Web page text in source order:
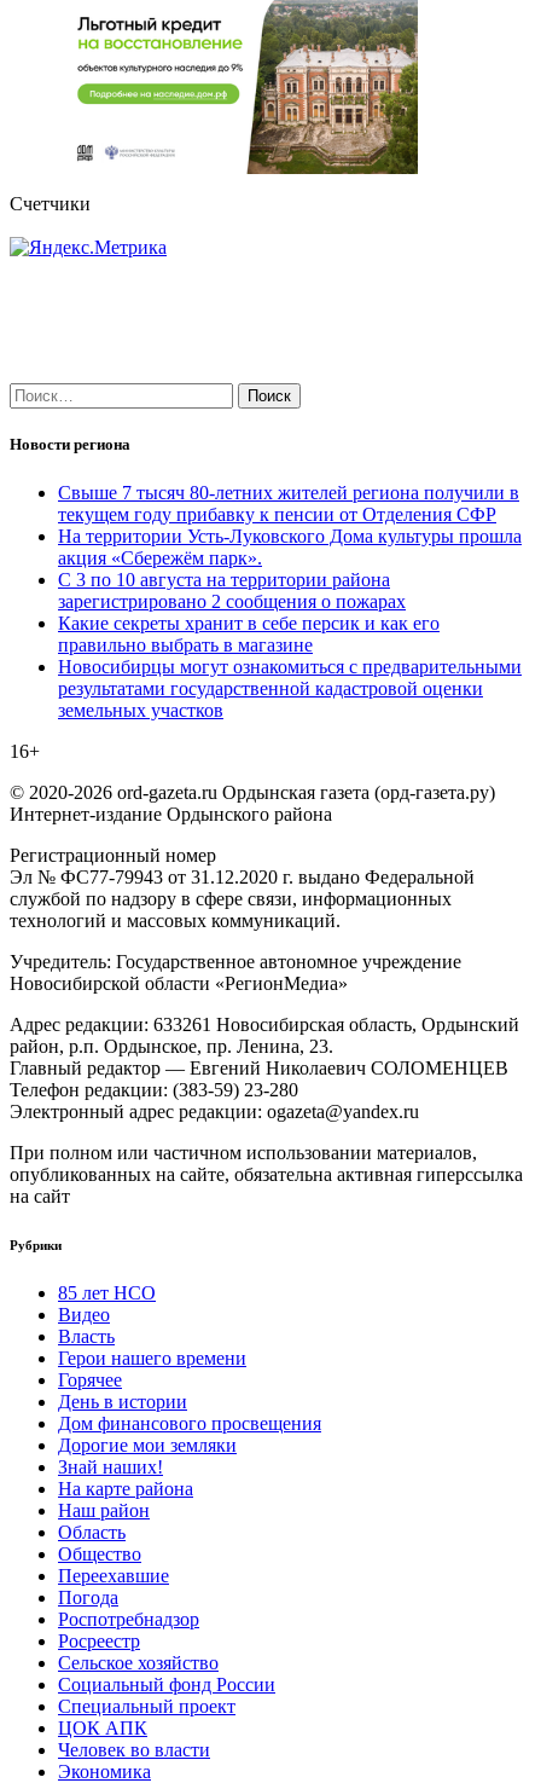
Счетчики
Найти:
Новости региона
Свыше 7 тысяч 80-летних жителей региона получили в
текущем году прибавку к пенсии от Отделения СФР
На территории Усть-Луковского Дома культуры прошла
акция «Сбережём парк».
С 3 по 10 августа на территории района
зарегистрировано 2 сообщения о пожарах
Какие секреты хранит в себе персик и как его
правильно выбрать в магазине
Новосибирцы могут ознакомиться с предварительными
результатами государственной кадастровой оценки
земельных участков
16+
© 2020-2026 ord-gazeta.ru Ордынская газета (орд-газета.ру)
Интернет-издание Ордынского района
Регистрационный номер
Эл № ФС77-79943 от 31.12.2020 г. выдано Федеральной
службой по надзору в сфере связи, информационных
технологий и массовых коммуникаций.
Учредитель: Государственное автономное учреждение
Новосибирской области «РегионМедиа»
Адрес редакции: 633261 Новосибирская область, Ордынский
район, р.п. Ордынское, пр. Ленина, 23.
Главный редактор — Евгений Николаевич СОЛОМЕНЦЕВ
Телефон редакции: (383-59) 23-280
Электронный адрес редакции: ogazeta@yandex.ru
При полном или частичном использовании материалов,
опубликованных на сайте, обязательна активная гиперссылка
на сайт
Рубрики
85 лет НСО
Видео
Власть
Герои нашего времени
Горячее
День в истории
Дом финансового просвещения
Дорогие мои земляки
Знай наших!
На карте района
Наш район
Область
Общество
Переехавшие
Погода
Роспотребнадзор
Росреестр
Сельское хозяйство
Социальный фонд России
Специальный проект
ЦОК АПК
Человек во власти
Экономика